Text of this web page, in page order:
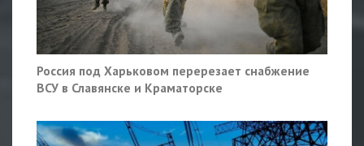
Россия под Харьковом перерезает снабжение
ВСУ в Славянске и Краматорске